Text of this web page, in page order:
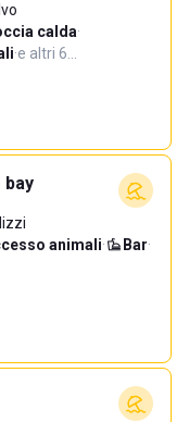
calda·
·e altri 6…
bay
animali· Bar·